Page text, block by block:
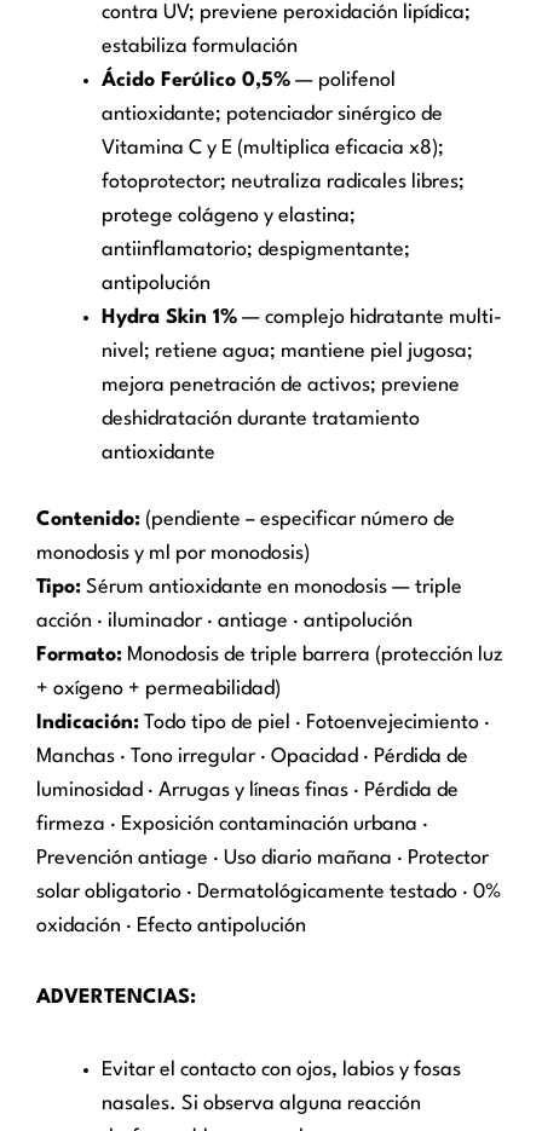
contra UV; previene peroxidación lipídica;
estabiliza formulación
Ácido Ferúlico 0,5% — polifenol
antioxidante; potenciador sinérgico de
Vitamina C y E (multiplica eficacia x8);
fotoprotector; neutraliza radicales libres;
protege colágeno y elastina;
antiinflamatorio; despigmentante;
antipolución
Hydra Skin 1% — complejo hidratante multi-
nivel; retiene agua; mantiene piel jugosa;
mejora penetración de activos; previene
deshidratación durante tratamiento
antioxidante
Contenido: (pendiente – especificar número de
monodosis y ml por monodosis)
Tipo: Sérum antioxidante en monodosis — triple
acción · iluminador · antiage · antipolución
Formato: Monodosis de triple barrera (protección luz
+ oxígeno + permeabilidad)
Indicación: Todo tipo de piel · Fotoenvejecimiento ·
Manchas · Tono irregular · Opacidad · Pérdida de
luminosidad · Arrugas y líneas finas · Pérdida de
firmeza · Exposición contaminación urbana ·
Prevención antiage · Uso diario mañana · Protector
solar obligatorio · Dermatológicamente testado · 0%
oxidación · Efecto antipolución
ADVERTENCIAS:
Evitar el contacto con ojos, labios y fosas
nasales. Si observa alguna reacción